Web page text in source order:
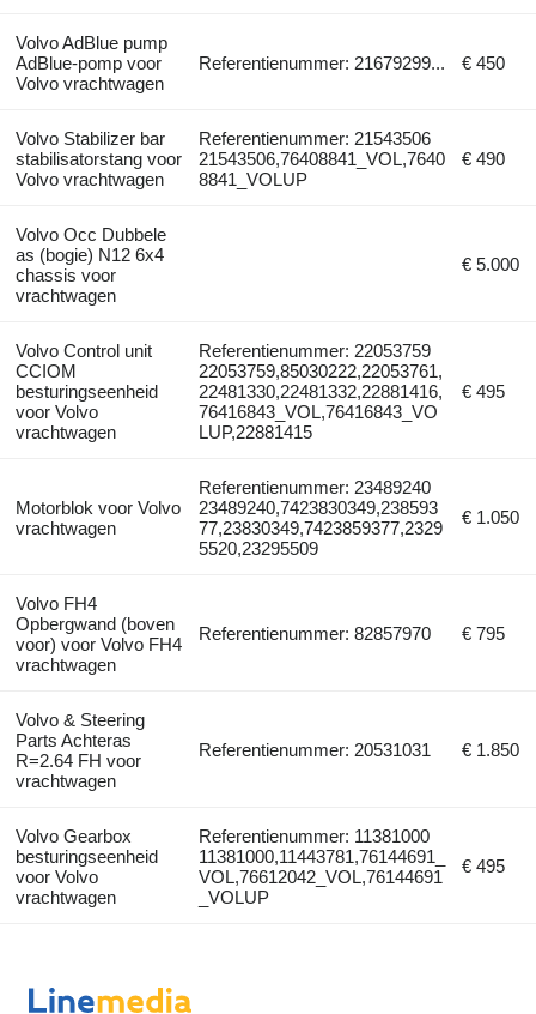
Volvo AdBlue pump
AdBlue-pomp voor
Volvo vrachtwagen
Referentienummer: 21679299... € 450
Volvo Stabilizer bar
stabilisatorstang voor
Volvo vrachtwagen
Referentienummer: 21543506
21543506,76408841_VOL,7640
8841_VOLUP
€ 490
Volvo Occ Dubbele
as (bogie) N12 6x4
chassis voor
vrachtwagen
€ 5.000
Volvo Control unit
CCIOM
besturingseenheid
voor Volvo
vrachtwagen
Referentienummer: 22053759
22053759,85030222,22053761,
22481330,22481332,22881416,
76416843_VOL,76416843_VO
LUP,22881415
€ 495
Motorblok voor Volvo
vrachtwagen
Referentienummer: 23489240
23489240,7423830349,238593
77,23830349,7423859377,2329
5520,23295509
€ 1.050
Volvo FH4
Opbergwand (boven
voor) voor Volvo FH4
vrachtwagen
Referentienummer: 82857970 € 795
Volvo & Steering
Parts Achteras
R=2.64 FH voor
vrachtwagen
Referentienummer: 20531031 € 1.850
Volvo Gearbox
besturingseenheid
voor Volvo
vrachtwagen
Referentienummer: 11381000
11381000,11443781,76144691_
VOL,76612042_VOL,76144691
_VOLUP
€ 495